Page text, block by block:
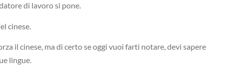
di lavoro si pone.
cinese.
il cinese, ma di certo se oggi vuoi farti notare, devi sapere
lingue.